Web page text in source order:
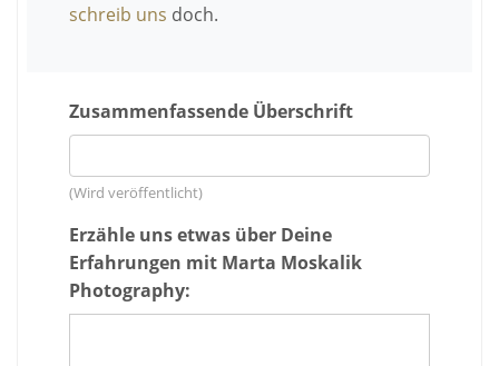
schreib uns doch.
Zusammenfassende Überschrift
(Wird veröffentlicht)
Erzähle uns etwas über Deine
Erfahrungen mit Marta Moskalik
Photography: